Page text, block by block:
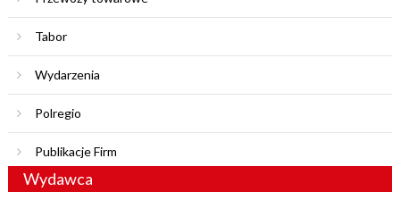
Tabor
Wydarzenia
Polregio
Publikacje Firm
Wydawca